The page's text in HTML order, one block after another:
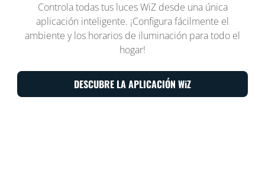
Controla todas tus luces WiZ desde una única
aplicación inteligente. ¡Configura fácilmente el
ambiente y los horarios de iluminación para todo el
hogar!
DESCUBRE LA APLICACIÓN WiZ